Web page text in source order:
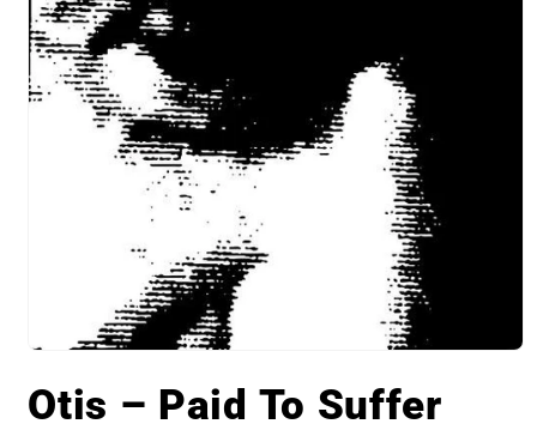
multimediali
1
Otis ‎– Paid To Suffer